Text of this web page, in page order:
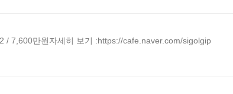
/ 7,600만원자세히 보기 :https://cafe.naver.com/sigolgip